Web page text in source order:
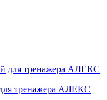
тренажера АЛЕКС